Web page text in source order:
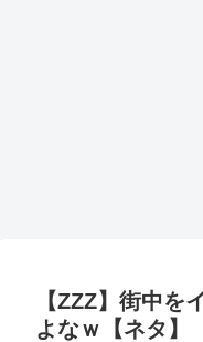
【ZZZ】街中を
よなｗ【ネタ】